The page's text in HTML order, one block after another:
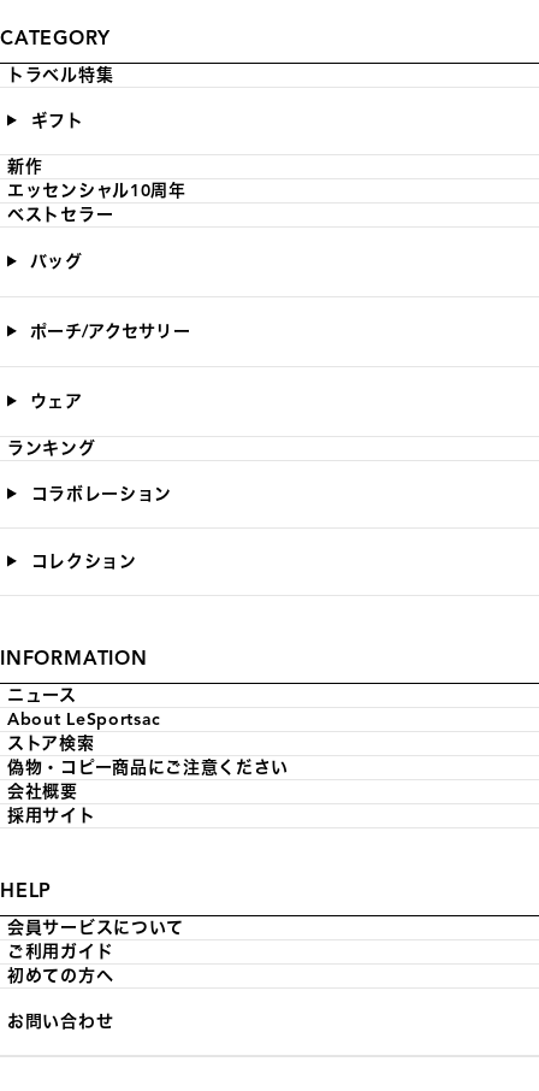
CATEGORY
トラベル特集
ギフト
新作
エッセンシャル10周年
ベストセラー
バッグ
ポーチ/アクセサリー
ウェア
ランキング
コラボレーション
コレクション
INFORMATION
ニュース
About LeSportsac
ストア検索
偽物・コピー商品にご注意ください
会社概要
採用サイト
HELP
会員サービスについて
ご利用ガイド
初めての方へ
お問い合わせ